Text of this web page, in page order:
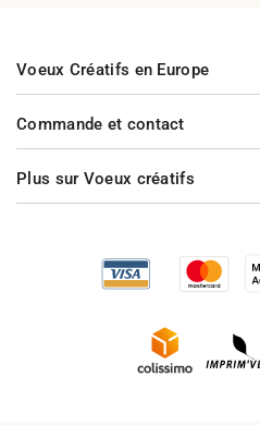
Commande et contact
Plus sur Voeux créatifs
Voeux Créatifs en Europe